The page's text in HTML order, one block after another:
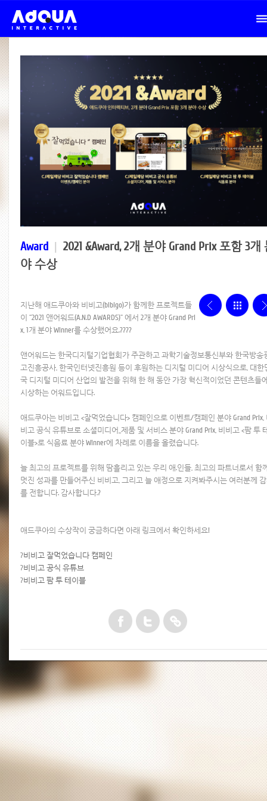
Award | 2021 &Award, 2개 분야 Grand Prix 포함 3개
야 수상
지난해 애드쿠아와 비비고(bibigo)가 함께한 프로젝트들
이 “2021 앤어워드(A.N.D AWARDS)” 에서 2개 분야 Grand Pri
x, 1개 분야 Winner를 수상했어요.????
앤어워드는 한국디지털기업협회가 주관하고 과학기술정보통신부와 한국방송
고진흥공사, 한국인터넷진흥원 등이 후원하는 디지털 미디어 시상식으로, 대한
국 디지털 미디어 산업의 발전을 위해 한 해 동안 가장 혁신적이었던 콘텐츠들
시상하는 어워드입니다.
애드쿠아는 비비고 <잘먹었습니다> 캠페인으로 이벤트/캠페인 분야 Grand Prix,
비고 공식 유튜브로 소셜미디어_제품 및 서비스 분야 Grand Prix, 비비고 <팜 투
이블>로 식음료 분야 Winner에 차례로 이름을 올렸습니다.
늘 최고의 프로젝트를 위해 땀흘리고 있는 우리 애.인들, 최고의 파트너로서 함
멋진 성과를 만들어주신 비비고, 그리고 늘 애정으로 지켜봐주시는 여러분께
를 전합니다. 감사합니다.?
애드쿠아의 수상작이 궁금하다면 아래 링크에서 확인하세요!
?비비고 잘먹었습니다 캠페인
?비비고 공식 유튜브
?비비고 팜 투 테이블